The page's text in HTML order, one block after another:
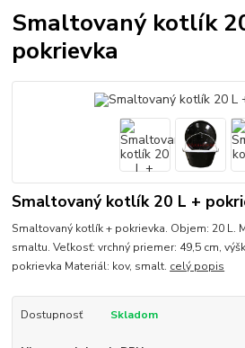
Smaltovaný kotlík
pokrievka
Smaltovaný kotlík 20 L +
Smaltovaný kotlík + pokrievka. Objem: 20 L.
smaltu. Veľkosť: vrchný priemer: 49,5 cm,
pokrievka Materiál: kov, smalt. celý popis
Dostupnosť Skladom